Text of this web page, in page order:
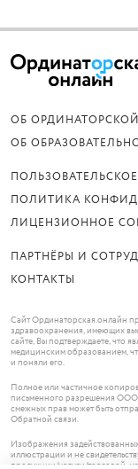
ОБ
ОБ
ПОЛИТИКА
ЛИЦЕНЗИОННОЕ
ПАРТНЁРЫ И
КОНТАКТЫ
Сайт Ординаторская.онлайн
здравоохранения, имеющих
сайте, Вы подтверждаете, что
медицинским образованием,
и поняли его.
Полное или частичное
письменного разрешения ООО
смежных прав может быть
Обратной связи.
Изображения
иллюстрации и не
продукции/услуги/торговой